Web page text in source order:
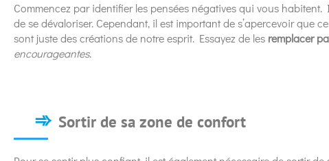
Commencez par identifier les pensées négatives qui vous
de se dévaloriser. Cependant, il est important de s’apercevoir que
sont juste des créations de notre esprit. Essayez de les remplacer
encourageantes.
Sortir de sa zone de confort